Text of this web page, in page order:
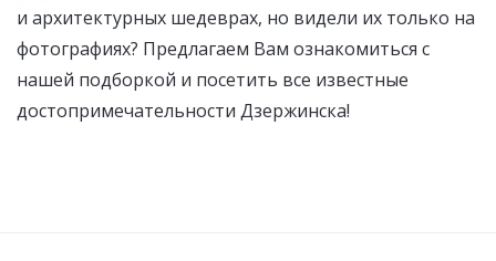
и архитектурных шедеврах, но видели их только на
фотографиях? Предлагаем Вам ознакомиться с
нашей подборкой и посетить все известные
достопримечательности Дзержинска!